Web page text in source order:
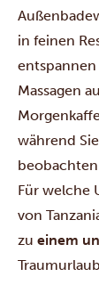
in feinen
entspannen
Massagen
während
Für welche
von
zu einem